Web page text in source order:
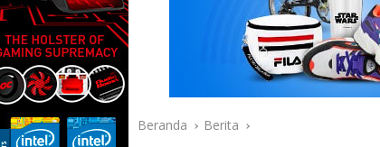
Beranda Berita